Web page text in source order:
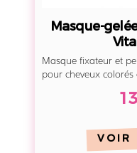
Masque-
Masque fixateur et
pour cheveux
VOIR